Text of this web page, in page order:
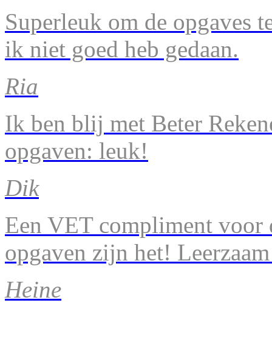
Superleuk om de opgaves
ik niet goed heb gedaan.
Ria
Ik ben blij met Beter
opgaven: leuk!
Dik
Een VET compliment voor
opgaven zijn het!
Heine